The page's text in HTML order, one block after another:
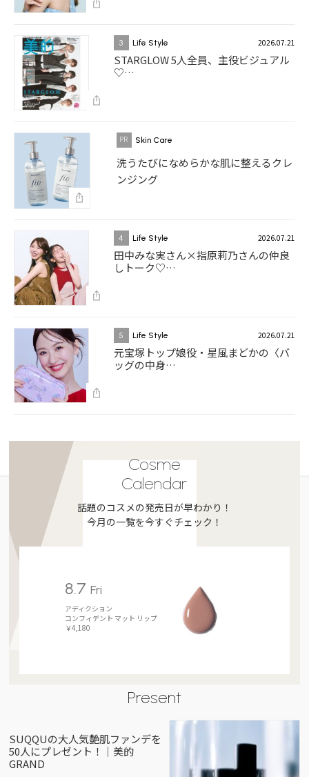
3 Life Style 2026.07.21
STARGLOW 5人全員、主役ビジュアル
♡…
Skin Care
洗うたびになめらかな肌に整えるクレ
ンジング
4 Life Style 2026.07.21
田中みな実さん×指原莉乃さんの仲良
しトーク♡…
5 Life Style 2026.07.21
元宝塚トップ娘役・星風まどかの〈バ
ッグの中身…
Cosme
Calendar
話題のコスメの発売日が早わかり！
今月の一覧を今すぐチェック！
8.7Fri
アディクション
コンフィデント マット リップ
￥4,180
Present
SUQQUの大人気艶肌ファンデを
50人にプレゼント！｜美的
GRAND